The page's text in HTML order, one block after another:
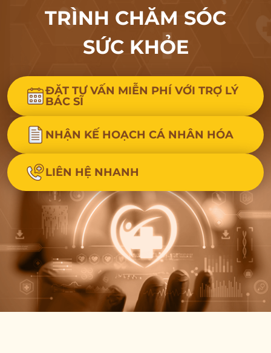
TRÌNH CHĂM SÓC
SỨC KHỎE
ĐẶT TƯ VẤN MIỄN PHÍ VỚI TRỢ LÝ
BÁC SĨ
NHẬN KẾ HOẠCH CÁ NHÂN HÓA
LIÊN HỆ NHANH